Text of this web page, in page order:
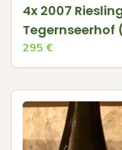
4x 2007
Tegernseerhof
295 €